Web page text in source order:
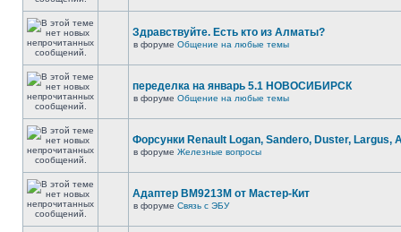
Здравствуйте. Есть кто из Алматы?
в форуме Общение на любые темы
переделка на январь 5.1 НОВОСИБИРСК
в форуме Общение на любые темы
Форсунки Renault Logan, Sandero, Duster, Largus,
в форуме Железные вопросы
Адаптер BM9213M от Мастер-Кит
в форуме Связь с ЭБУ